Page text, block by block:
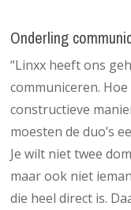
Onderling
“Linxx heeft ons
communiceren.
constructieve
moesten de duo’s
Je wilt niet twee
maar ook niet
die heel direct is.